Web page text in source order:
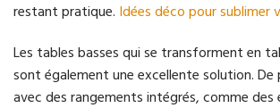
restant pratique. Idées déco pour sublimer
Les tables basses qui se transforment en
sont également une excellente solution. De
avec des rangements intégrés, comme des